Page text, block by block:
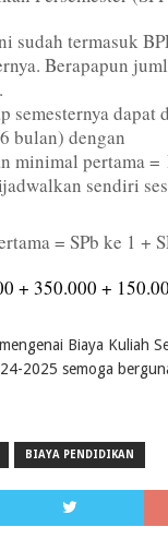
sudah termasuk
Berapapun
semesternya
bulan) dengan
minimal pertama =
sendiri
= SPb ke 1
+ 350.000 +
Biaya Kuliah
2025 semoga
BIAYA PENDIDIKAN